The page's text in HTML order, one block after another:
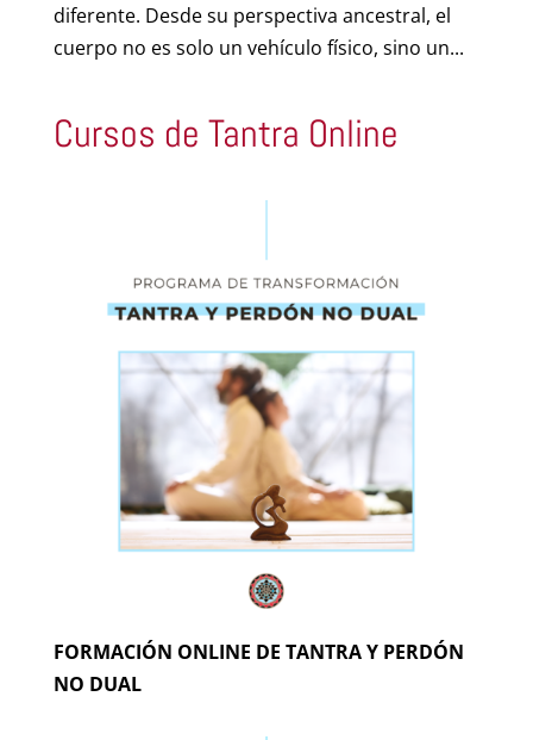
diferente. Desde su perspectiva ancestral, el
cuerpo no es solo un vehículo físico, sino un...
Cursos de Tantra Online
FORMACIÓN ONLINE DE TANTRA Y PERDÓN
NO DUAL